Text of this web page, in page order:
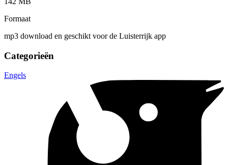
Formaat
mp3 download en geschikt voor de Luisterrijk app
Categorieën
Engels